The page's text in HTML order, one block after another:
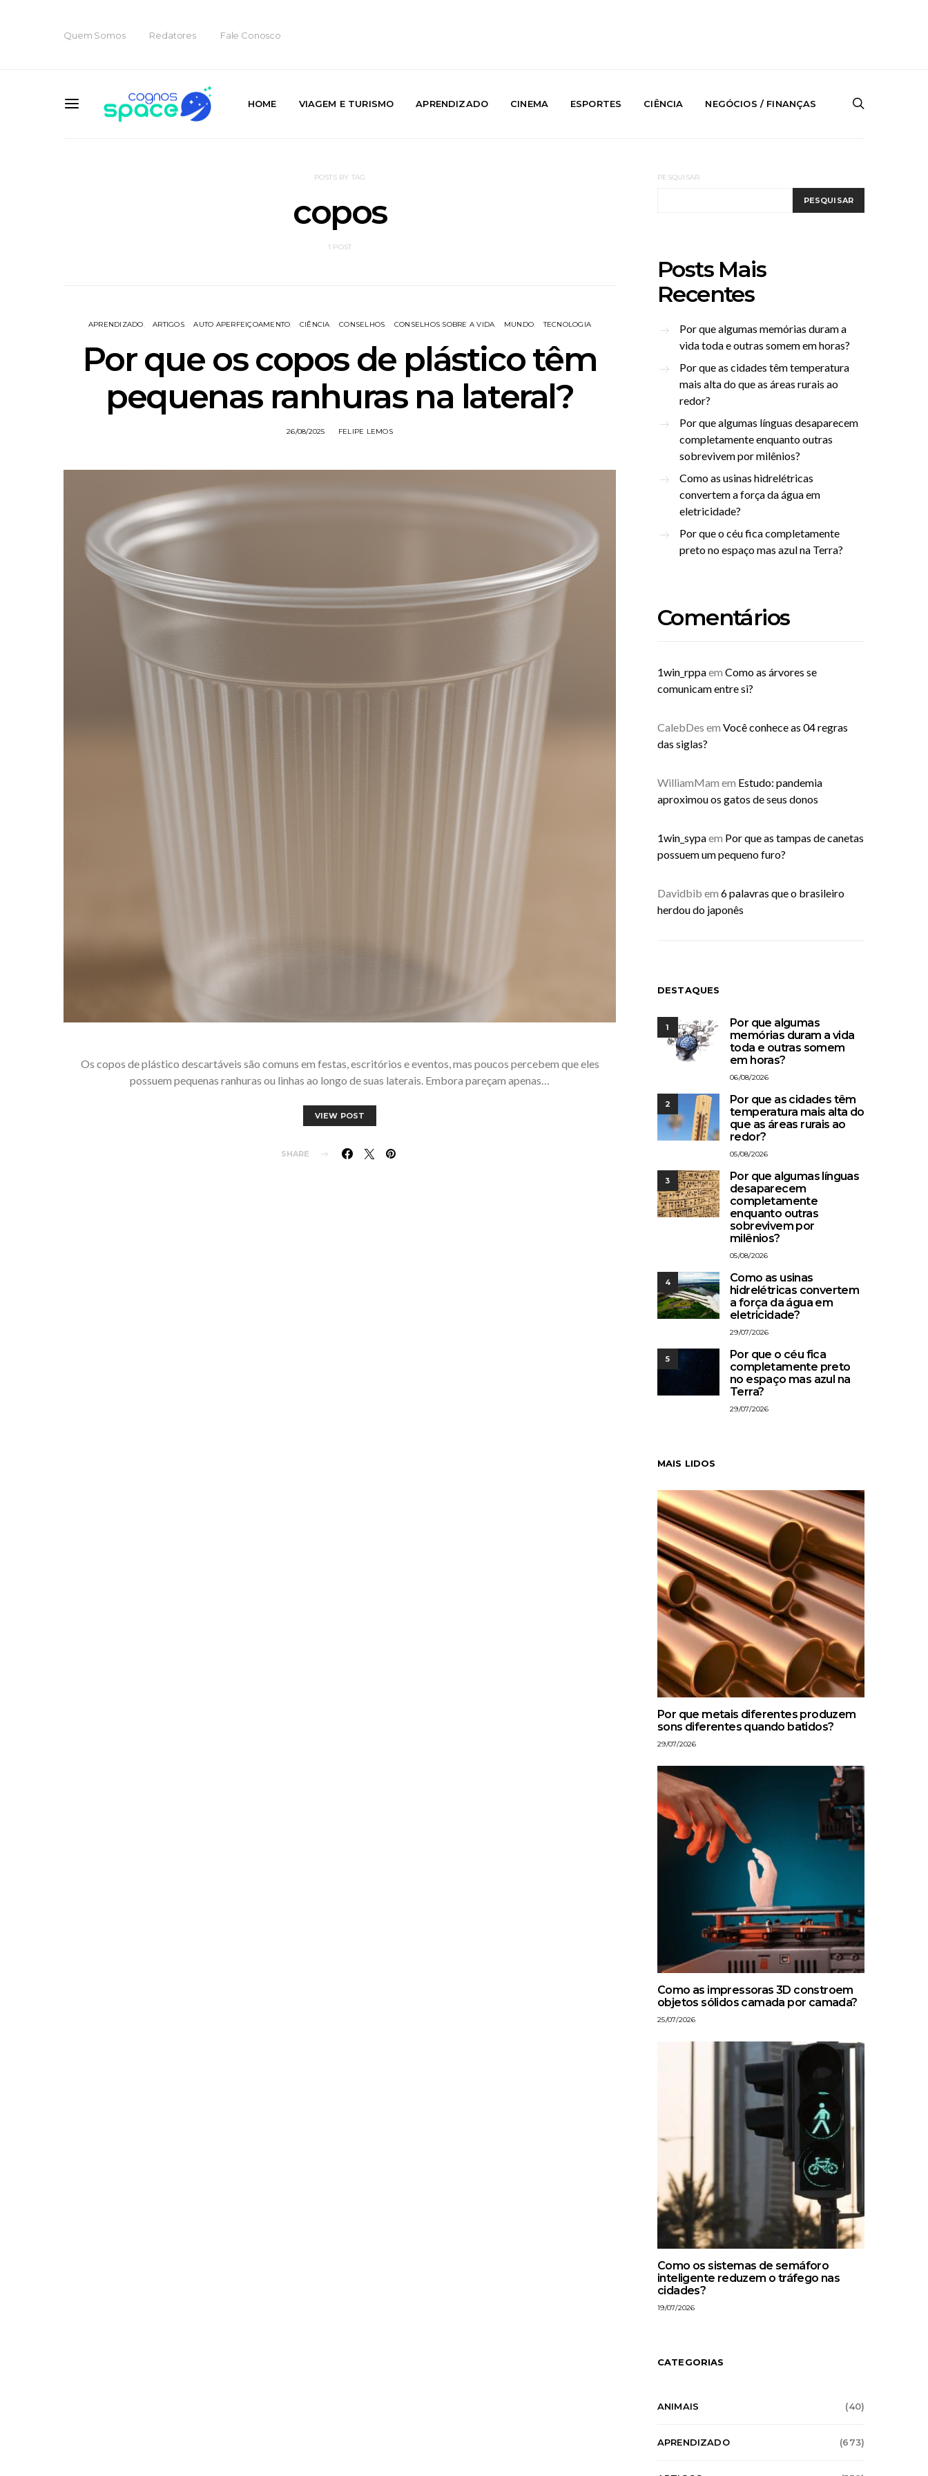
Quem Somos Redatores Fale Conosco
HOME VIAGEM E TURISMO APRENDIZADO CINEMA ESPORTES CIÊNCIA NEGÓCIOS / FINANÇAS
POSTS BY TAG
copos
1 POST
APRENDIZADO ARTIGOS AUTO APERFEIÇOAMENTO CIÊNCIA CONSELHOS CONSELHOS SOBRE A VIDA MUNDO TECNOLOGIA
Por que os copos de plástico têm
pequenas ranhuras na lateral?
26/08/2025 FELIPE LEMOS
Os copos de plástico descartáveis são comuns em festas, escritórios e eventos, mas poucos percebem que eles
possuem pequenas ranhuras ou linhas ao longo de suas laterais. Embora pareçam apenas…
VIEW POST
SHARE
PESQUISAR
PESQUISAR
Posts Mais
Recentes
Por que algumas memórias duram a
vida toda e outras somem em horas?
Por que as cidades têm temperatura
mais alta do que as áreas rurais ao
redor?
Por que algumas línguas desaparecem
completamente enquanto outras
sobrevivem por milênios?
Como as usinas hidrelétricas
convertem a força da água em
eletricidade?
Por que o céu fica completamente
preto no espaço mas azul na Terra?
Comentários
1win_rppaem Como as árvores se
comunicam entre si?
CalebDes em Você conhece as 04 regras
das siglas?
WilliamMam em Estudo: pandemia
aproximou os gatos de seus donos
1win_sypaem Por que as tampas de canetas
possuem um pequeno furo?
Davidbib em 6 palavras que o brasileiro
herdou do japonês
DESTAQUES
1
Por que algumas
memórias duram a vida
toda e outras somem
em horas?
06/08/2026
2
Por que as cidades têm
temperatura mais alta do
que as áreas rurais ao
redor?
05/08/2026
3
Por que algumas línguas
desaparecem
completamente
enquanto outras
sobrevivem por
milênios?
05/08/2026
4
Como as usinas
hidrelétricas convertem
a força da água em
eletricidade?
29/07/2026
5
Por que o céu fica
completamente preto
no espaço mas azul na
Terra?
29/07/2026
MAIS LIDOS
Por que metais diferentes produzem
sons diferentes quando batidos?
29/07/2026
Como as impressoras 3D constroem
objetos sólidos camada por camada?
25/07/2026
Como os sistemas de semáforo
inteligente reduzem o tráfego nas
cidades?
19/07/2026
CATEGORIAS
ANIMAIS (40)
APRENDIZADO (673)